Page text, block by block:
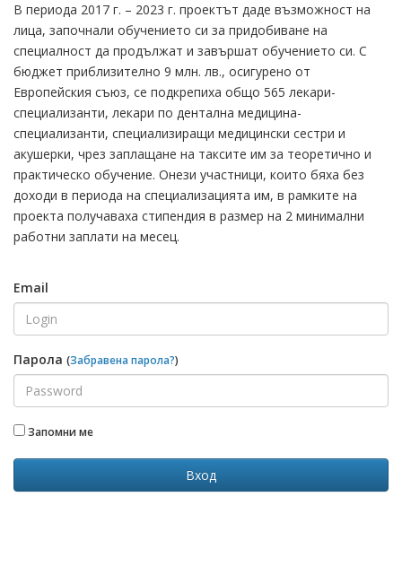
В периода 2017 г. – 2023 г. проектът даде възможност на
лица, започнали обучението си за придобиване на
специалност да продължат и завършат обучението си. С
бюджет приблизително 9 млн. лв., осигурено от
Европейския съюз, се подкрепиха общо 565 лекари-
специализанти, лекари по дентална медицина-
специализанти, специализиращи медицински сестри и
акушерки, чрез заплащане на таксите им за теоретично и
практическо обучение. Онези участници, които бяха без
доходи в периода на специализацията им, в рамките на
проекта получаваха стипендия в размер на 2 минимални
работни заплати на месец.
Email
Парола (Забравена парола?)
Запомни ме
Вход